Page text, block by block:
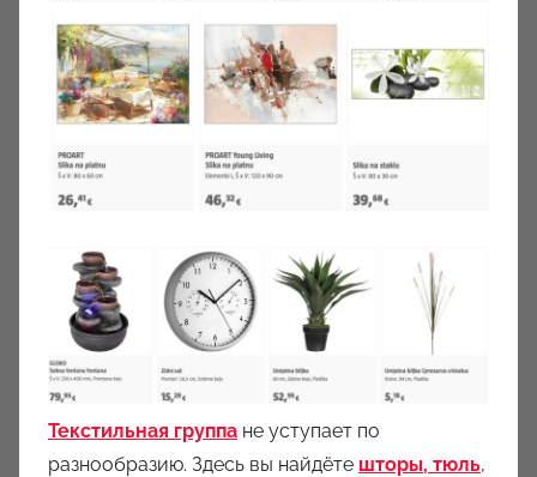
Текстильная группа не уступает по
разнообразию. Здесь вы найдёте шторы, тюль,